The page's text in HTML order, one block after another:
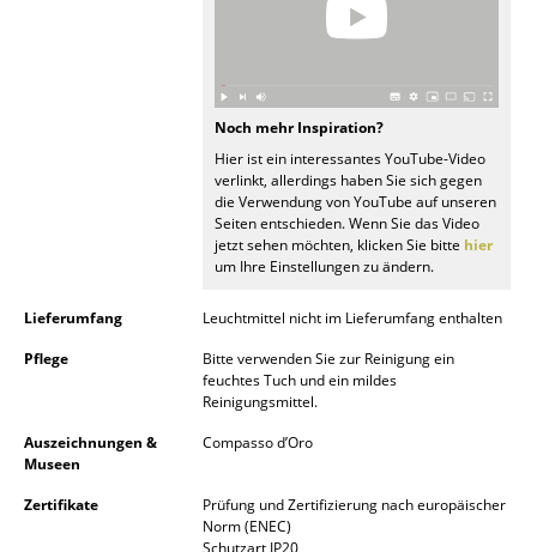
Figuren & Miniaturen
Decken
Teppiche
... alle Accessoires
Noch mehr Inspiration?
Hier ist ein interessantes YouTube-Video
verlinkt, allerdings haben Sie sich gegen
die Verwendung von YouTube auf unseren
Seiten entschieden. Wenn Sie das Video
jetzt sehen möchten, klicken Sie bitte hier
um Ihre Einstellungen zu ändern.
Lieferumfang
Leuchtmittel nicht im Lieferumfang enthalten
Pflege
Bitte verwenden Sie zur Reinigung ein
feuchtes Tuch und ein mildes
Reinigungsmittel.
Auszeichnungen &
Museen
Compasso d’Oro
Zertifikate
Prüfung und Zertifizierung nach europäischer
Norm (ENEC)